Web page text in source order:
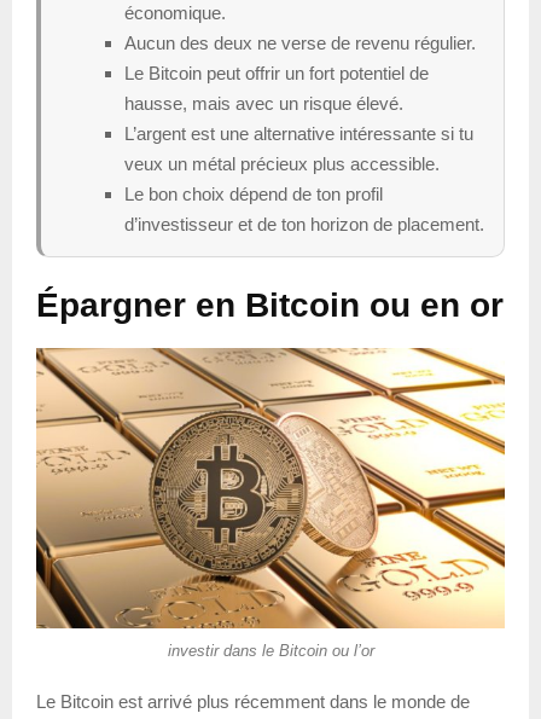
économique.
Aucun des deux ne verse de revenu régulier.
Le Bitcoin peut offrir un fort potentiel de
hausse, mais avec un risque élevé.
L’argent est une alternative intéressante si tu
veux un métal précieux plus accessible.
Le bon choix dépend de ton profil
d’investisseur et de ton horizon de placement.
Épargner en Bitcoin ou en or
investir dans le Bitcoin ou l’or
Le Bitcoin est arrivé plus récemment dans le monde de